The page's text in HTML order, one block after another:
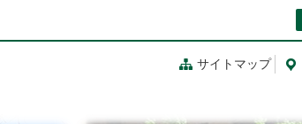
サイトマップ